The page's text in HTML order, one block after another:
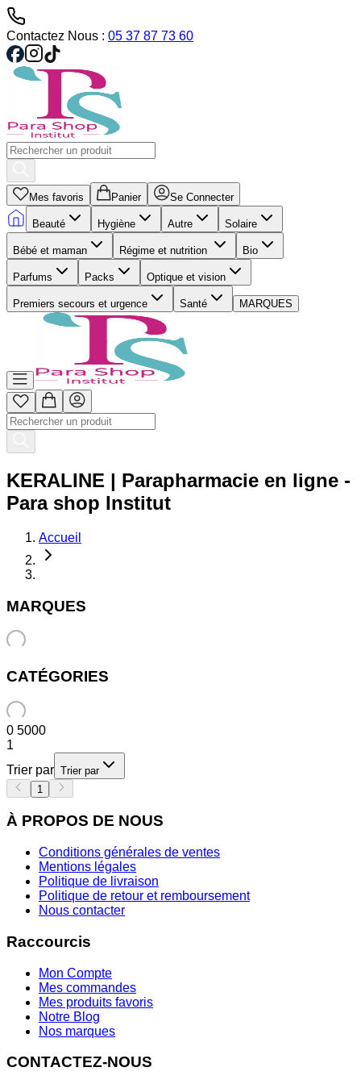
Contactez Nous : 05 37 87 73 60
Mes favoris Panier Se Connecter
Beauté Hygiène Autre Solaire
Bébé et maman Régime et nutrition Bio
Parfums Packs Optique et vision
Premiers secours et urgence Santé MARQUES
KERALINE | Parapharmacie en ligne -
Para shop Institut
Accueil
MARQUES
CATÉGORIES
0 5000
1
Trier par Trier par
1
À PROPOS DE NOUS
Conditions générales de ventes
Mentions légales
Politique de livraison
Politique de retour et remboursement
Nous contacter
Raccourcis
Mon Compte
Mes commandes
Mes produits favoris
Notre Blog
Nos marques
CONTACTEZ-NOUS